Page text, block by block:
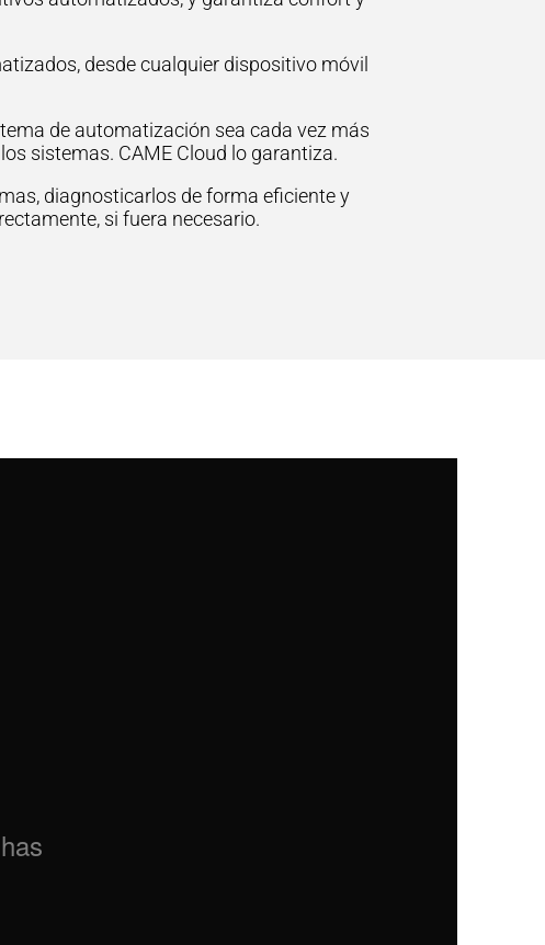
desde cualquier dispositivo móvil
de automatización sea cada vez más
sistemas. CAME Cloud lo garantiza.
diagnosticarlos de forma eficiente y
si fuera necesario.